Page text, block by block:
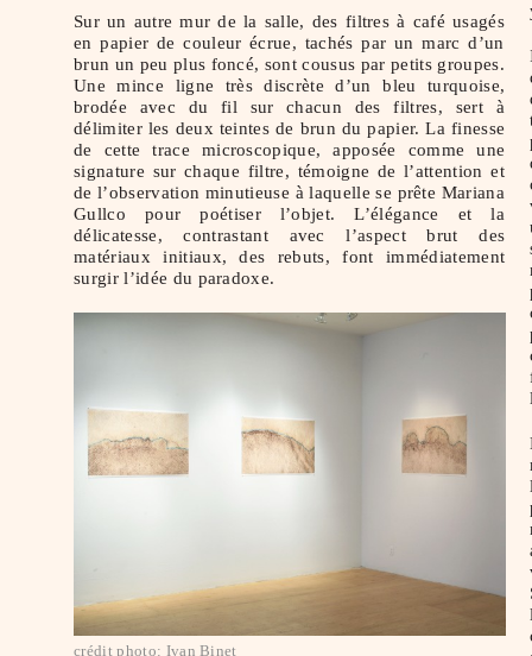
Sur un autre mur de la salle, des filtres à café usagés
en papier de couleur écrue, tachés par un marc d’un
brun un peu plus foncé, sont cousus par petits groupes.
Une mince ligne très discrète d’un bleu turquoise,
brodée avec du fil sur chacun des filtres, sert à
délimiter les deux teintes de brun du papier. La finesse
de cette trace microscopique, apposée comme une
signature sur chaque filtre, témoigne de l’attention et
de l’observation minutieuse à laquelle se prête Mariana
Gullco pour poétiser l’objet. L’élégance et la
délicatesse, contrastant avec l’aspect brut des
matériaux initiaux, des rebuts, font immédiatement
surgir l’idée du paradoxe.
crédit photo: Ivan Binet